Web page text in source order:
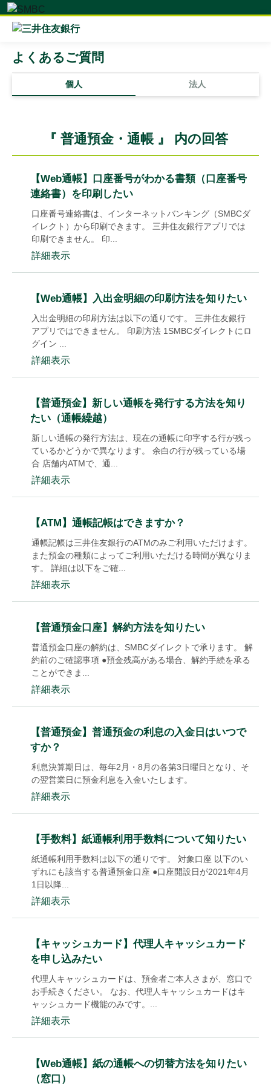
個人 法人
よくあるご質問
『 普通預金・通帳 』 内の回答
【Web通帳】口座番号がわかる書類（口座番号
連絡書）を印刷したい
口座番号連絡書は、インターネットバンキング（SMBCダ
イレクト）から印刷できます。 三井住友銀行アプリでは
印刷できません。 印...
詳細表示
【Web通帳】入出金明細の印刷方法を知りたい
入出金明細の印刷方法は以下の通りです。 三井住友銀行
アプリではできません。 印刷方法 1SMBCダイレクトにロ
グイン ...
詳細表示
【普通預金】新しい通帳を発行する方法を知り
たい（通帳繰越）
新しい通帳の発行方法は、現在の通帳に印字する行が残っ
ているかどうかで異なります。 余白の行が残っている場
合 店舗内ATMで、通...
詳細表示
【ATM】通帳記帳はできますか？
通帳記帳は三井住友銀行のATMのみご利用いただけます。
また預金の種類によってご利用いただける時間が異なりま
す。 詳細は以下をご確...
詳細表示
【普通預金口座】解約方法を知りたい
普通預金口座の解約は、SMBCダイレクトで承ります。 解
約前のご確認事項 ●預金残高がある場合、解約手続を承る
ことができま...
詳細表示
【普通預金】普通預金の利息の入金日はいつで
すか？
利息決算期日は、毎年2月・8月の各第3日曜日となり、そ
の翌営業日に預金利息を入金いたします。
詳細表示
【手数料】紙通帳利用手数料について知りたい
紙通帳利用手数料は以下の通りです。 対象口座 以下のい
ずれにも該当する普通預金口座 ●口座開設日が2021年4月
1日以降...
詳細表示
【キャッシュカード】代理人キャッシュカード
を申し込みたい
代理人キャッシュカードは、預金者ご本人さまが、窓口で
お手続きください。 なお、代理人キャッシュカードはキ
ャッシュカード機能のみです。...
詳細表示
【Web通帳】紙の通帳への切替方法を知りたい
（窓口）